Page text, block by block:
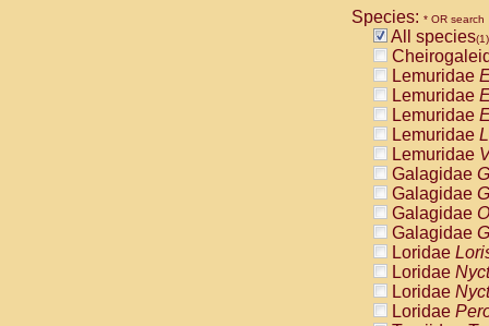
Cebidae
Cebidae
Cebidae
Cebidae
Cebidae
Atelidae
Atelidae
Atelidae
Atelidae
Atelidae
Atelidae
Atelidae
Atelidae
Atelidae
Atelidae
Pitheciidae
Species: * OR search
All species(1)
Lemuridae
Lemuridae
Lemuridae
Lemuridae
Lemuridae
Galagidae
Galagidae
Galagidae
Galagidae
Loridae
Loridae
Loridae
Loridae